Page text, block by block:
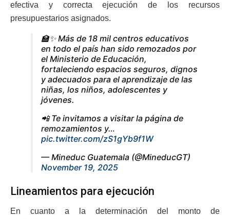
efectiva y correcta ejecución de los recursos
presupuestarios asignados.
🏫✨ Más de 18 mil centros educativos
en todo el país han sido remozados por
el Ministerio de Educación,
fortaleciendo espacios seguros, dignos
y adecuados para el aprendizaje de las
niñas, los niños, adolescentes y
jóvenes.
📲 Te invitamos a visitar la página de
remozamientos y…
pic.twitter.com/zS1gYb9f1W
— Mineduc Guatemala (@MineducGT)
November 19, 2025
Lineamientos para ejecución
En cuanto a la determinación del monto de